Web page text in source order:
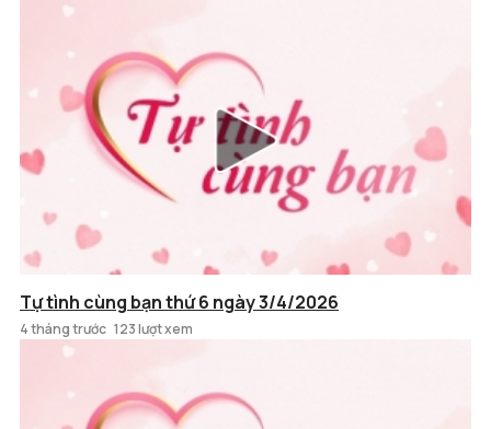
Tự tình cùng bạn thứ 6 ngày 3/4/2026
4 tháng trước 123 lượt xem